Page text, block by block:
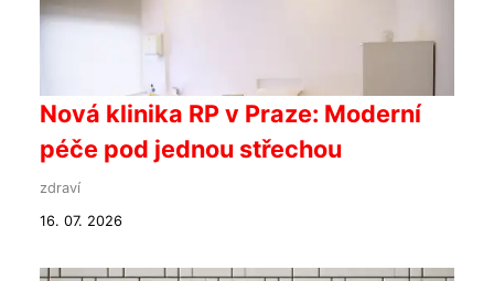
Nová klinika RP v Praze: Moderní
péče pod jednou střechou
zdraví
16. 07. 2026